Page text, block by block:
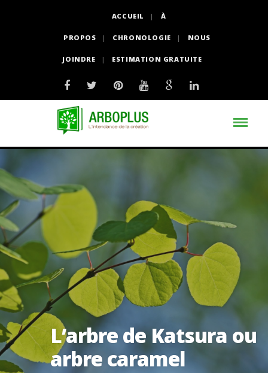
ACCUEIL À
PROPOS CHRONOLOGIE NOUS
JOINDRE ESTIMATION GRATUITE
L’arbre de Katsura ou
arbre caramel